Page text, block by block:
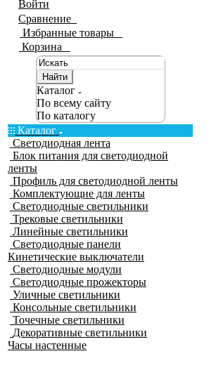
Войти
Сравнение
Избранные товары
Корзина
Найти
Каталог
По всему сайту
По каталогу
Каталог
Светодиодная лента
Блок питания для светодиодной
ленты
Профиль для светодиодной ленты
Комплектующие для ленты
Светодиодные светильники
Трековые светильники
Линейные светильники
Светодиодные панели
Кинетические выключатели
Светодиодные модули
Светодиодные прожекторы
Уличные светильники
Консольные светильники
Точечные светильники
Декоративные светильники
Часы настенные